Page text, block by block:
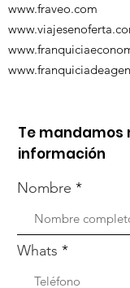
www.fraveo.com
Te mandamos
información
Nombre
Whats